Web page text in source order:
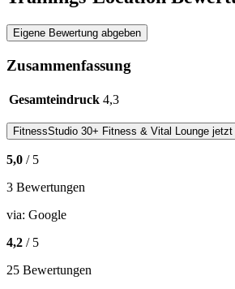
Eigene Bewertung abgeben
Zusammenfassung
Gesamteindruck 4,3
FitnessStudio 30+ Fitness & Vital Lounge jetzt
5,0 / 5
3 Bewertungen
via: Google
4,2 / 5
25 Bewertungen